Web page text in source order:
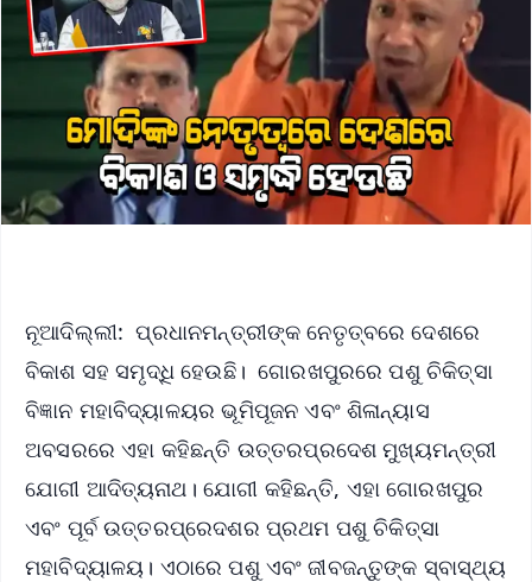
ନୂଆଦିଲ୍ଲୀ: ପ୍ରଧାନମନ୍ତ୍ରୀଙ୍କ ନେତୃତ୍ବରେ ଦେଶରେ
ବିକାଶ ସହ ସମୃଦ୍ଧି ହେଉଛି। ଗୋରଖପୁରରେ ପଶୁ ଚିକିତ୍ସା
ବିଜ୍ଞାନ ମହାବିଦ୍ୟାଳୟର ଭୂମିପୂଜନ ଏବଂ ଶିଳାନ୍ୟାସ
ଅବସରରେ ଏହା କହିଛନ୍ତି ଉତ୍ତରପ୍ରଦେଶ ମୁଖ୍ୟମନ୍ତ୍ରୀ
ଯୋଗୀ ଆଦିତ୍ୟନାଥ। ଯୋଗୀ କହିଛନ୍ତି, ଏହା ଗୋରଖପୁର
ଏବଂ ପୂର୍ବ ଉତ୍ତରପ୍ରେଦଶର ପ୍ରଥମ ପଶୁ ଚିକିତ୍ସା
ମହାବିଦ୍ୟାଳୟ। ଏଠାରେ ପଶୁ ଏବଂ ଜୀବଜନ୍ତୁଙ୍କ ସ୍ବାସ୍ଥ୍ୟ